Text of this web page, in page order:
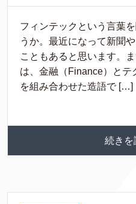
フィンテックという言葉
うか。最近になって新聞
こともあると思います。
は、金融（Finance）とテ
を組み合わせた造語で […]
続き